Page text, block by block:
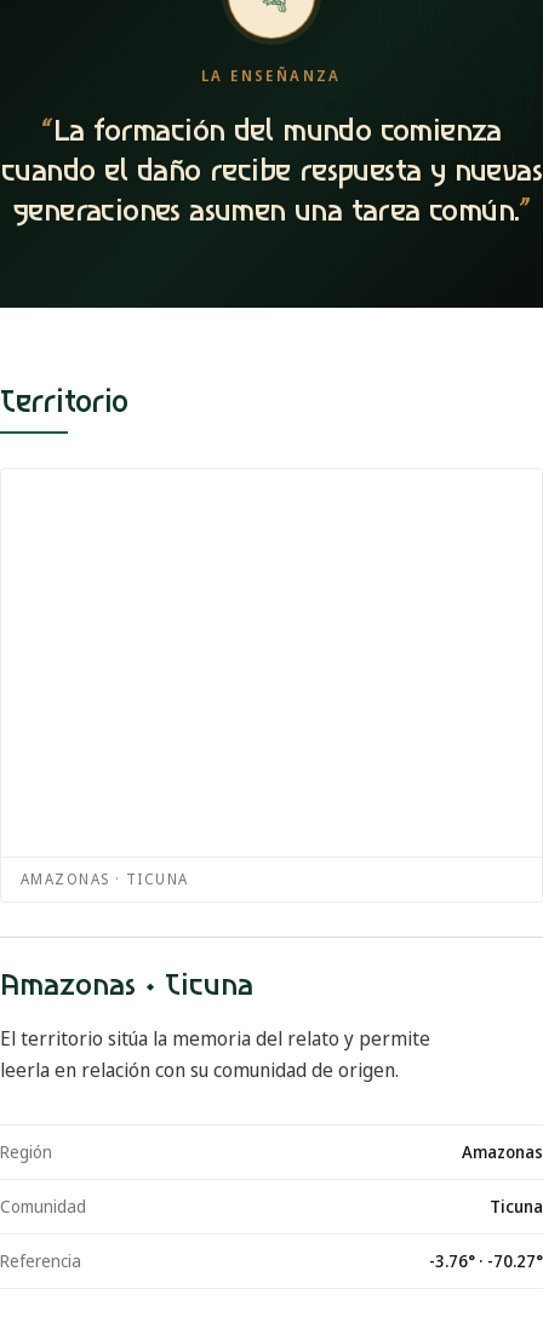
LA ENSEÑANZA
“La formación del mundo comienza
cuando el daño recibe respuesta y nuevas
generaciones asumen una tarea común.”
Territorio
AMAZONAS · TICUNA
Amazonas · Ticuna
El territorio sitúa la memoria del relato y permite
leerla en relación con su comunidad de origen.
Región Amazonas
Comunidad Ticuna
Referencia -3.76° · -70.27°